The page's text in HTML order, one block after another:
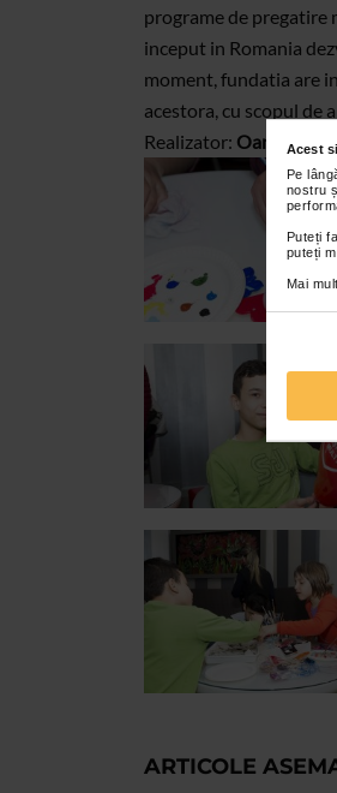
Acest
Pe
nostru
Puteți
puteți
Mai
programe de pregatire
inceput in Romania
moment, fundatia are
acestora, cu scopul de
Realizator: Oana
ARTICOLE